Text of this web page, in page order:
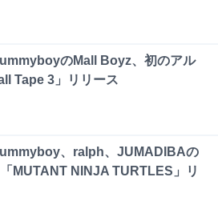
のMall Boyz、初のアル
Tape 3」リリース
、ralph、JUMADIBAの
MUTANT NINJA TURTLES」リ